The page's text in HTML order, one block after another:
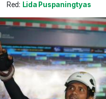
Red: Lida Puspaningtyas